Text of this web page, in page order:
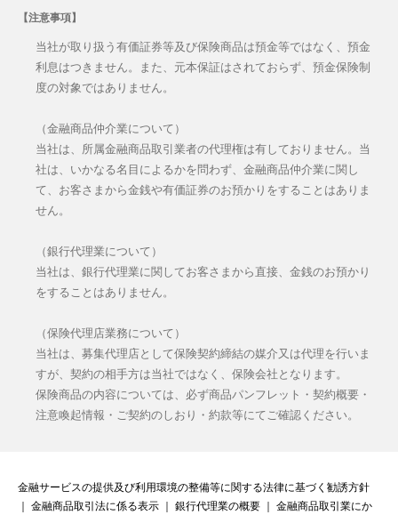
【注意事項】
当社が取り扱う有価証券等及び保険商品は預金等ではなく、預金
利息はつきません。また、元本保証はされておらず、預金保険制
度の対象ではありません。
（金融商品仲介業について）
当社は、所属金融商品取引業者の代理権は有しておりません。当
社は、いかなる名目によるかを問わず、金融商品仲介業に関し
て、お客さまから金銭や有価証券のお預かりをすることはありま
せん。
（銀行代理業について）
当社は、銀行代理業に関してお客さまから直接、金銭のお預かり
をすることはありません。
（保険代理店業務について）
当社は、募集代理店として保険契約締結の媒介又は代理を行いま
すが、契約の相手方は当社ではなく、保険会社となります。
保険商品の内容については、必ず商品パンフレット・契約概要・
注意喚起情報・ご契約のしおり・約款等にてご確認ください。
金融サービスの提供及び利用環境の整備等に関する法律に基づく勧誘方針
金融商品取引法に係る表示 銀行代理業の概要 金融商品取引業にか